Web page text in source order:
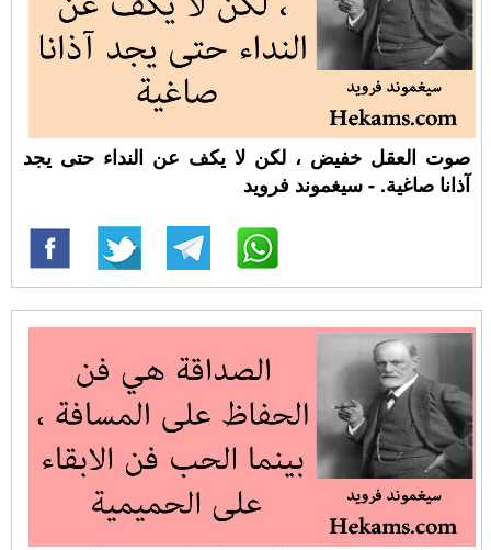
صوت العقل خفيض ، لكن لا يكف عن النداء حتى يجد
آذانا صاغية. - سيغموند فرويد